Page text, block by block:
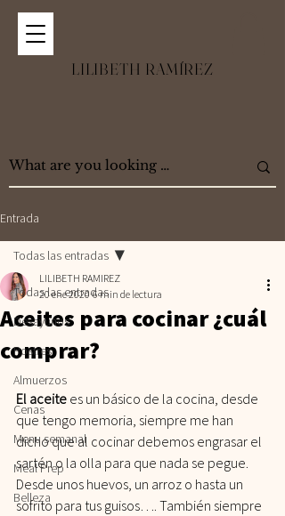
LILIBETH RAMÍREZ
Entrada
Todas las entradas
Desayunos
Postres
Almuerzos
Cenas
Menu semanal
Meal Prep
Belleza
Todas las entradas
Aceites para cocinar ¿cuál
comprar?
LILIBETH RAMIREZ
20 ene 2020 6 min de lectura
El aceite es un básico de la cocina, desde
que tengo memoria, siempre me han
dicho que al cocinar debemos engrasar el
sartén o la olla para que nada se pegue.
Desde unos huevos, un arroz o hasta un
sofrito para tus guisos…. También siempre